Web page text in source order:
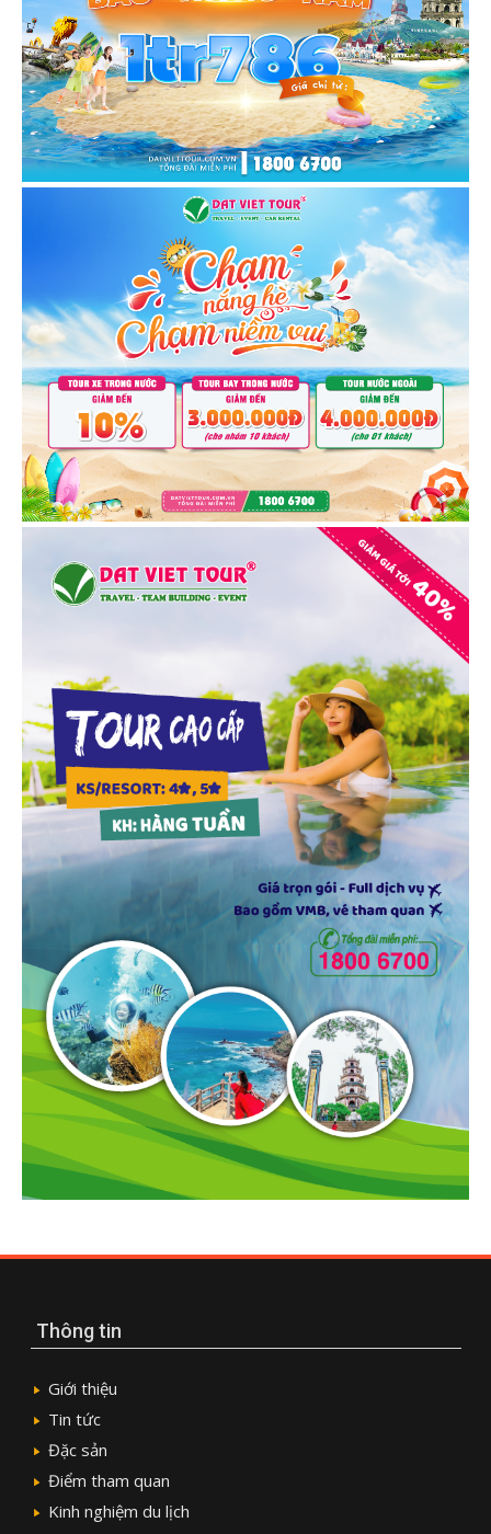
Thông tin
Giới thiệu
Tin tức
Đặc sản
Điểm tham quan
Kinh nghiệm du lịch